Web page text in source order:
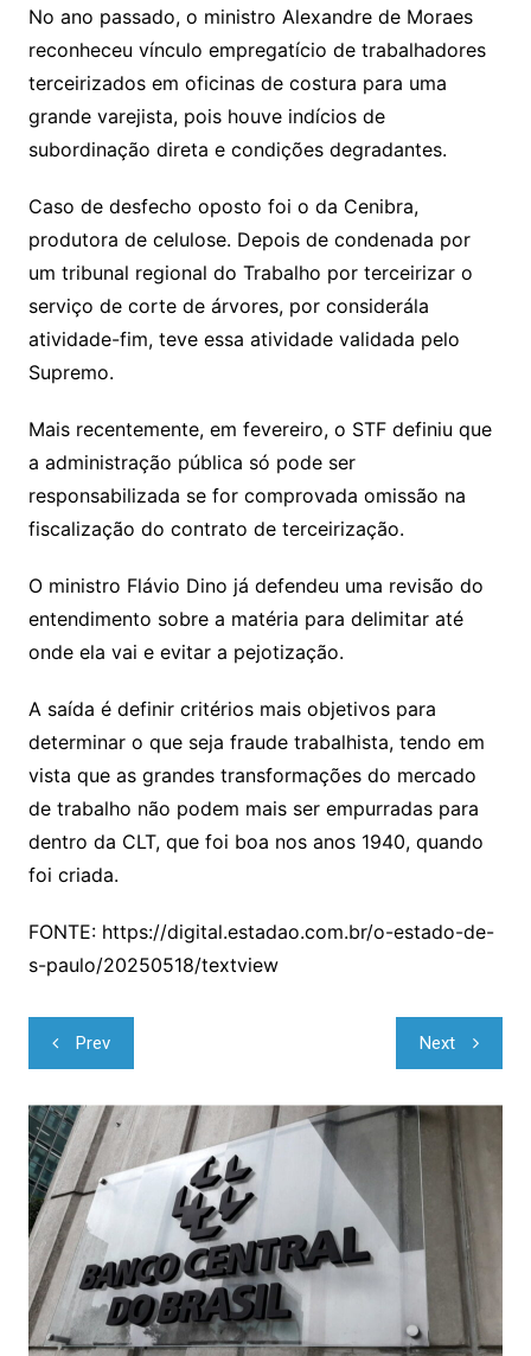
No ano passado, o ministro Alexandre de Moraes
reconheceu vínculo empregatício de trabalhadores
terceirizados em oficinas de costura para uma
grande varejista, pois houve indícios de
subordinação direta e condições degradantes.
Caso de desfecho oposto foi o da Cenibra,
produtora de celulose. Depois de condenada por
um tribunal regional do Trabalho por terceirizar o
serviço de corte de árvores, por considerála
atividade-fim, teve essa atividade validada pelo
Supremo.
Mais recentemente, em fevereiro, o STF definiu que
a administração pública só pode ser
responsabilizada se for comprovada omissão na
fiscalização do contrato de terceirização.
O ministro Flávio Dino já defendeu uma revisão do
entendimento sobre a matéria para delimitar até
onde ela vai e evitar a pejotização.
A saída é definir critérios mais objetivos para
determinar o que seja fraude trabalhista, tendo em
vista que as grandes transformações do mercado
de trabalho não podem mais ser empurradas para
dentro da CLT, que foi boa nos anos 1940, quando
foi criada.
FONTE: https://digital.estadao.com.br/o-estado-de-
s-paulo/20250518/textview
Navegação
de
Post
Prev Next